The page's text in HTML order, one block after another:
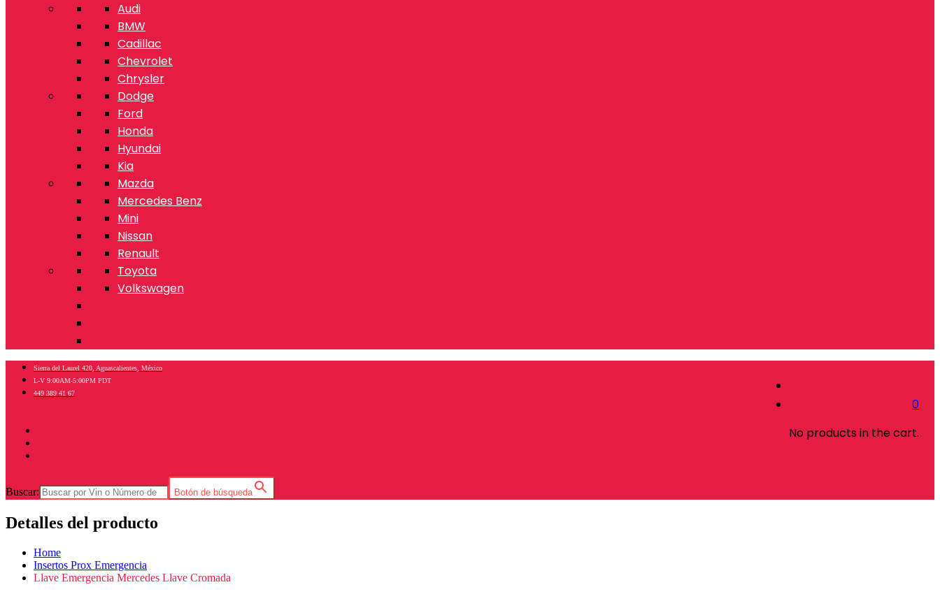
Audi
BMW
Cadillac
Chevrolet
Chrysler
Dodge
Ford
Honda
Hyundai
Kia
Mazda
Mercedes Benz
Mini
Nissan
Renault
Toyota
Volkswagen
0
No products in the cart.
Sierra del Laurel 420, Aguascalientes, México
L-V 9:00AM-5:00PM PDT
449 389 41 67
Buscar: Botón de búsqueda
Detalles del producto
Home
Insertos Prox Emergencia
Llave Emergencia Mercedes Llave Cromada